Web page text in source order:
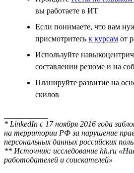
вы работаете в ИТ
Если понимаете, что вам
присмотритесь к курсам от
Используйте
составлении резюме и на
Планируйте развитие на
скилов
* LinkedIn с 17 ноября 2016 года
на территории РФ за нарушение
персональных данных российских
** Источник: исследование hh.ru
работодателей и соискателей»